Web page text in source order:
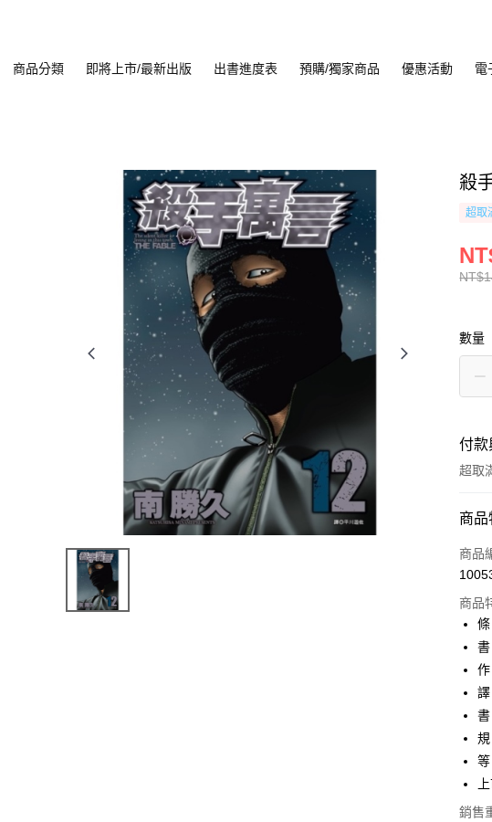
商品分類 即將上市/最新出版 出書進度表 預購/獨家商品 優惠活動 電
殺
超取
數量
付款
超取
付
信用
相關說
便利
１
２
３．
１．
付」
ATM
運
全家
每筆
商品
商品
商品
銷售